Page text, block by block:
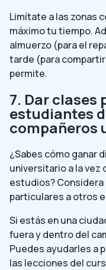
Limítate a las zonas
máximo tu tiempo.
almuerzo (para el
tarde (para
permite.
7. Dar clases
estudiantes
compañeros
¿Sabes cómo ganar
universitario a la vez
estudios? Considera
particulares a otros
Si estás en una
fuera y dentro del
Puedes ayudarles a
las lecciones del